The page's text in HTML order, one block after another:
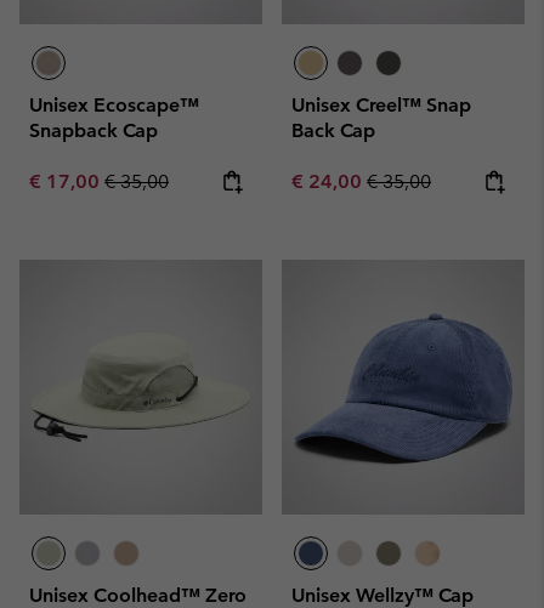
Unisex Ecoscape™
Snapback Cap
Sale price:
€ 17,00 Regular price:
€ 35,00
Unisex Creel™ Snap
Back Cap
Sale price:
€ 24,00 Regular price:
€ 35,00
Unisex Coolhead™ Zero
Unisex Wellzy™ Cap